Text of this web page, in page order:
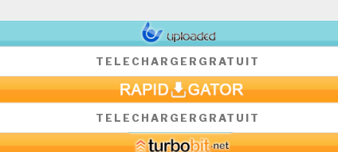
TELECHARGER GRATUIT
TELECHARGER GRATUIT